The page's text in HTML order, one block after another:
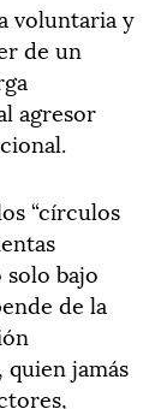
voluntaria y
de un
agresor
“círculos
bajo
de la
jamás